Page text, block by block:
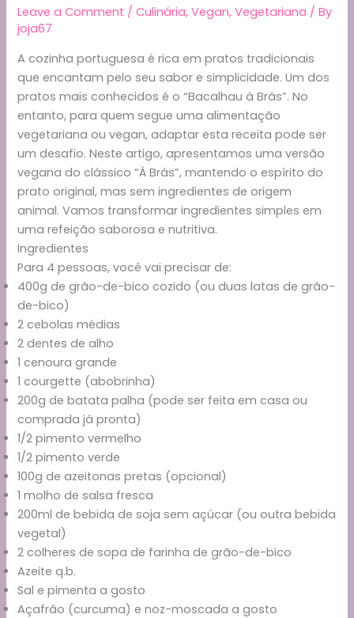
Leave a Comment /Culinária,Vegan,Vegetariana / By
joja67
A cozinha portuguesa é rica em pratos tradicionais
que encantam pelo seu sabor e simplicidade. Um dos
pratos mais conhecidos é o “Bacalhau à Brás”. No
entanto, para quem segue uma alimentação
vegetariana ou vegan, adaptar esta receita pode ser
um desafio. Neste artigo, apresentamos uma versão
vegana do clássico “À Brás”, mantendo o espírito do
prato original, mas sem ingredientes de origem
animal. Vamos transformar ingredientes simples em
uma refeição saborosa e nutritiva.
Ingredientes
Para 4 pessoas, você vai precisar de:
400g de grão-de-bico cozido (ou duas latas de grão-
de-bico)
2 cebolas médias
2 dentes de alho
1 cenoura grande
1 courgette (abobrinha)
200g de batata palha (pode ser feita em casa ou
comprada já pronta)
1/2 pimento vermelho
1/2 pimento verde
100g de azeitonas pretas (opcional)
1 molho de salsa fresca
200ml de bebida de soja sem açúcar (ou outra bebida
vegetal)
2 colheres de sopa de farinha de grão-de-bico
Azeite q.b.
Sal e pimenta a gosto
Açafrão (curcuma) e noz-moscada a gosto